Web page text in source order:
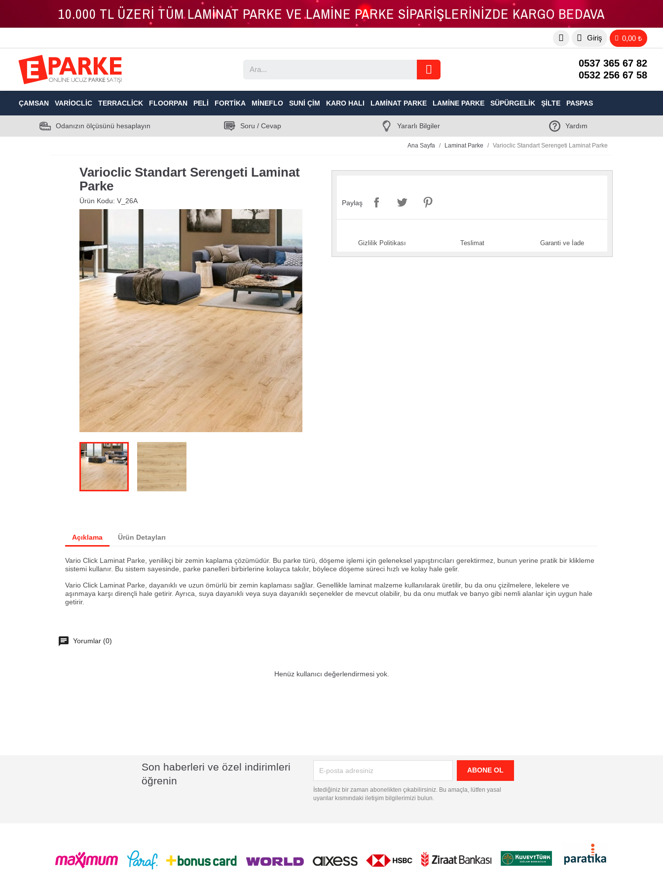
10.000 TL ÜZERİ TÜM LAMİNAT PARKE VE LAMİNE PARKE SİPARİŞLERİNİZDE KARGO BEDAVA
Giriş 0,00 ₺
0537 365 67 82
0532 256 67 58
ÇAMSAN VARIOCLIC TERRACLICK FLOORPAN PELI FORTIKA MINEFLO SUNI ÇIM KARO HALI LAMINAT PARKE LAMINE PARKE SÜPÜRGELIK ŞILTE PASPAS
Odanızın ölçüsünü hesaplayın Soru / Cevap Yararlı Bilgiler Yardım
Ana Sayfa Laminat Parke Varioclic Standart Serengeti Laminat Parke
Varioclic Standart Serengeti Laminat
Parke
Ürün Kodu: V_26A Paylaş
Gizlilik Politikası Teslimat Garanti ve İade
Açıklama Ürün Detayları
Vario Click Laminat Parke, yenilikçi bir zemin kaplama çözümüdür. Bu parke türü, döşeme işlemi için geleneksel yapıştırıcıları gerektirmez, bunun yerine pratik bir klikleme
sistemi kullanır. Bu sistem sayesinde, parke panelleri birbirlerine kolayca takılır, böylece döşeme süreci hızlı ve kolay hale gelir.
Vario Click Laminat Parke, dayanıklı ve uzun ömürlü bir zemin kaplaması sağlar. Genellikle laminat malzeme kullanılarak üretilir, bu da onu çizilmelere, lekelere ve
aşınmaya karşı dirençli hale getirir. Ayrıca, suya dayanıklı veya suya dayanıklı seçenekler de mevcut olabilir, bu da onu mutfak ve banyo gibi nemli alanlar için uygun hale
getirir.
Yorumlar (0)
Henüz kullanıcı değerlendirmesi yok.
Son haberleri ve özel indirimleri
öğrenin
İstediğiniz bir zaman abonelikten çıkabilirsiniz. Bu amaçla, lütfen yasal
uyarılar kısmındaki iletişim bilgilerimizi bulun.